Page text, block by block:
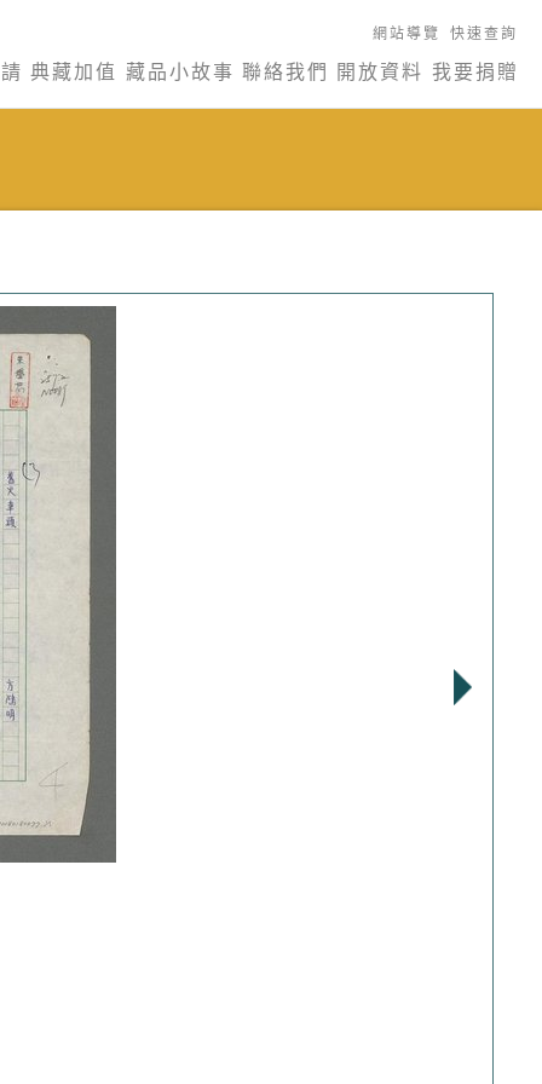
網站導覽 快速查詢
典藏加值 藏品小故事 聯絡我們 開放資料 我要捐贈